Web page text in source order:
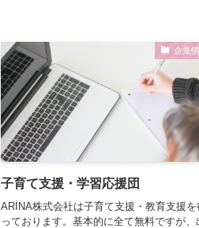
企業
子育て支援・学習応援団
ARINA株式会社は子育て支援・教育支援を
っております。基本的に全て無料ですが、